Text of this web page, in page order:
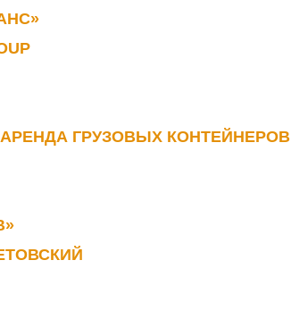
ГРУЗОВЫХ КОНТЕЙНЕРОВ